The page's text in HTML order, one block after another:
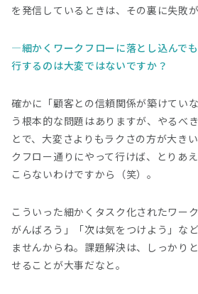
を発信しているときは、その裏に失敗
細かくワークフローに落とし込んで
行するのは大変ではないですか？
確かに「顧客との信頼関係が築けてい
う根本的な問題はありますが、やるべ
とで、大変さよりもラクさの方が大き
クフロー通りにやって行けば、とりあ
こらないわけですから（笑）。
こういった細かくタスク化されたワー
がんばろう」「次は気をつけよう」な
ませんからね。課題解決は、しっかり
せることが大事だなと。